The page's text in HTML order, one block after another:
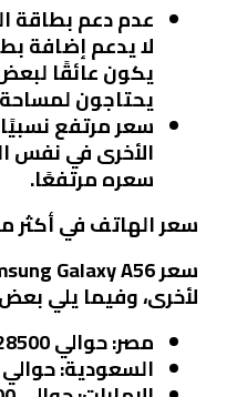
عدم دعم بطاقة
يكون عائقًا
يحتاجون
سعر مرتفع نسبيًا
الأخرى في نفس
سعره مرتفعًا.
سعر الهاتف في أكثر
لأخرى، وفيما يلي بعض
مصر: حوالي 28500 جنيه مصري
السعودية: حوالي 1999 ريال سعودي